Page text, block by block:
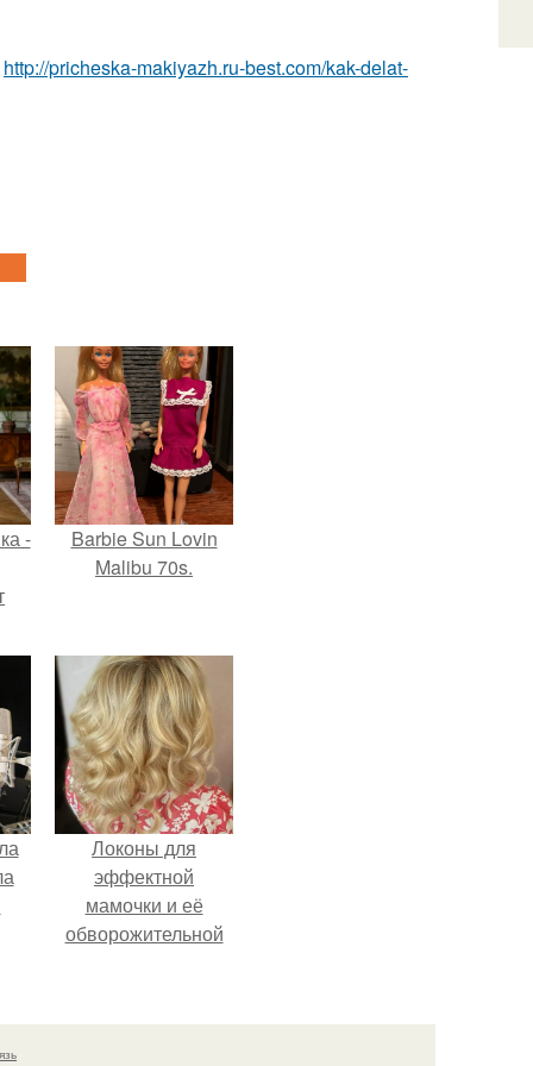
http://pricheska-makiyazh.ru-best.com/kak-delat-
-
и
Barbie Sun Lovin
Malibu 70s.
Локоны для
эффектной
мамочки и её
обворожительной